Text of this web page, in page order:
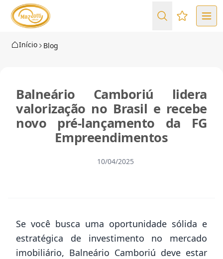
Favoritos
Início Blog
Balneário Camboriú lidera
valorização no Brasil e recebe
novo pré-lançamento da FG
Empreendimentos
10/04/2025
Se você busca uma oportunidade sólida e
estratégica de investimento no mercado
imobiliário, Balneário Camboriú deve estar